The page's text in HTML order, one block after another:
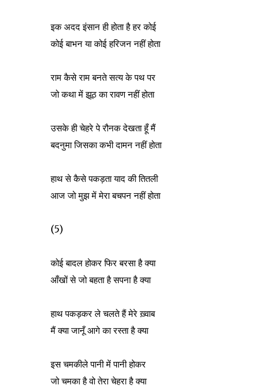
इक अदद इंसान ही होता है हर कोई
कोई बाभन या कोई हरिजन नहीं होता
राम कैसे राम बनते सत्य के पथ पर
जो कथा में झूठ का रावण नहीं होता
उसके ही चेहरे पे रौनक देखता हूँ मैं
बदनुमा जिसका कभी दामन नहीं होता
हाथ से कैसे पकड़ता याद की तितली
आज जो मुझ में मेरा बचपन नहीं होता
(5)
कोई बादल होकर फिर बरसा है क्या
आँखों से जो बहता है सपना है क्या
हाथ पकड़कर ले चलते हैं मेरे ख़्वाब
मैं क्या जानूँ आगे का रस्ता है क्या
इस चमकीले पानी में पानी होकर
जो चमका है वो तेरा चेहरा है क्या